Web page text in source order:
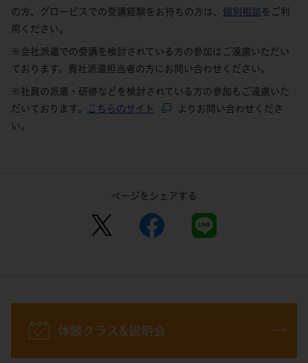
の方、グロービスでの受講経験をお持ちの方は、 個別相談 をご利
用ください。
※会社派遣での受講を検討されている方の参加はご遠慮いただい
ております。貴社派遣担当者の方にお問い合わせください。
※社員の派遣・研修などを検討されている方の参加もご遠慮いた
だいております。
こちらのサイト
よりお問い合わせくださ
い。
ページをシェアする
体験クラス&説明会